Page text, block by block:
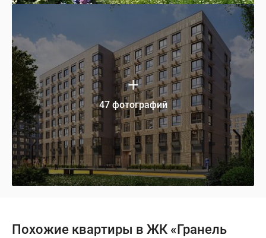
47 фотографий
Похожие квартиры в ЖК «Гранель